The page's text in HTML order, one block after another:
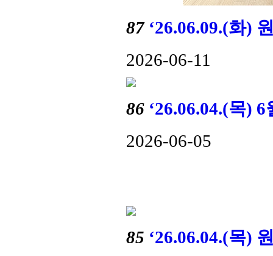
87 ‘26.06.09.(화)
2026-06-11
86 ‘26.06.04.(목)
2026-06-05
85 ‘26.06.04.(목)